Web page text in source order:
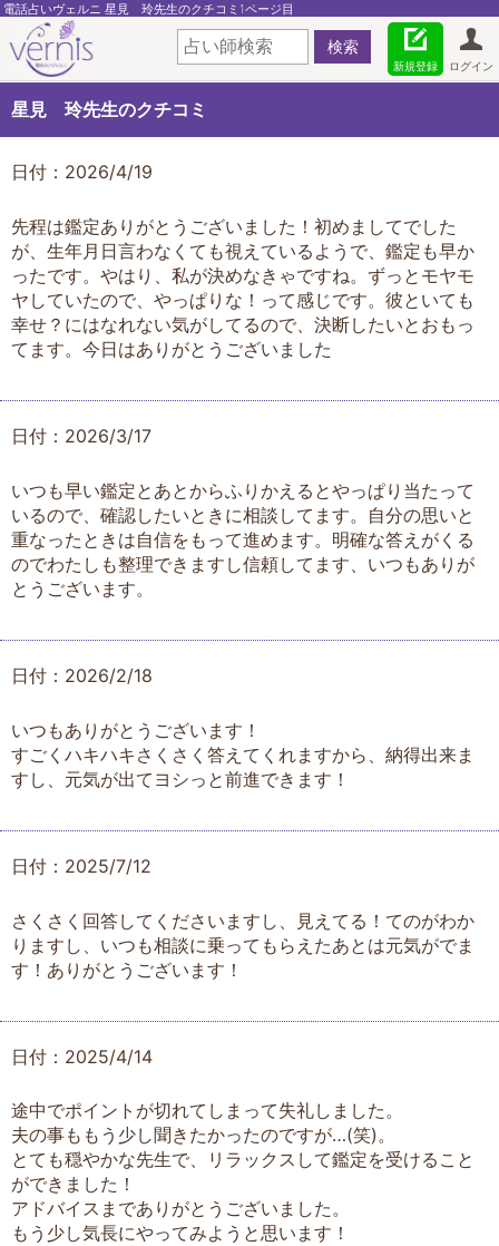
電話占いヴェルニ 星見 玲先生のクチコミ1ページ目
ログイン
新規登録
星見 玲先生のクチコミ
日付：2026/4/19
先程は鑑定ありがとうございました！初めましてでした
が、生年月日言わなくても視えているようで、鑑定も早か
ったです。やはり、私が決めなきゃですね。ずっとモヤモ
ヤしていたので、やっぱりな！って感じです。彼といても
幸せ？にはなれない気がしてるので、決断したいとおもっ
てます。今日はありがとうございました
日付：2026/3/17
いつも早い鑑定とあとからふりかえるとやっぱり当たって
いるので、確認したいときに相談してます。自分の思いと
重なったときは自信をもって進めます。明確な答えがくる
のでわたしも整理できますし信頼してます、いつもありが
とうございます。
日付：2026/2/18
いつもありがとうございます！
すごくハキハキさくさく答えてくれますから、納得出来ま
すし、元気が出てヨシっと前進できます！
日付：2025/7/12
さくさく回答してくださいますし、見えてる！てのがわか
りますし、いつも相談に乗ってもらえたあとは元気がでま
す！ありがとうございます！
日付：2025/4/14
途中でポイントが切れてしまって失礼しました。
夫の事ももう少し聞きたかったのですが…(笑)。
とても穏やかな先生で、リラックスして鑑定を受けること
ができました！
アドバイスまでありがとうございました。
もう少し気長にやってみようと思います！